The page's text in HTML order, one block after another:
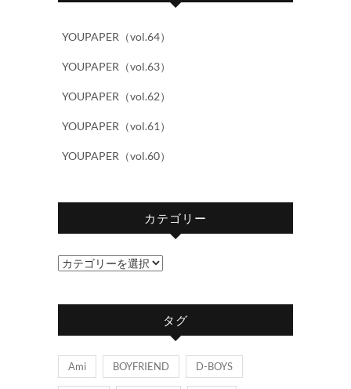
YOUPAPER（vol.64）
YOUPAPER（vol.63）
YOUPAPER（vol.62）
YOUPAPER（vol.61）
YOUPAPER（vol.60）
カテゴリー
カ
ゴ
タグ
Ami BOYFRIEND D-BOYS